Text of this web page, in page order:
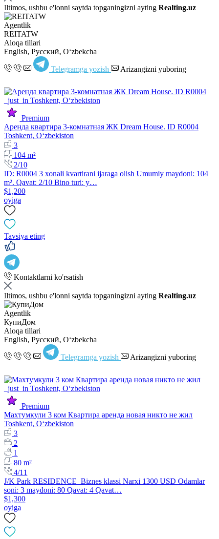
Iltimos, ushbu e'lonni saytda topganingizni ayting Realting.uz
Agentlik
REITATW
Aloqa tillari
English, Русский, Oʻzbekcha
Telegramga yozish Arizangizni yuboring
Premium
Аренда квартира 3-комнатная ЖК Dream House. ID R0004
Toshkent, Oʻzbekiston
3
104 m²
2/10
ID: R0004 3 xonali kvartirani ijaraga olish Umumiy maydoni: 104
m². Qavat: 2/10 Bino turi: y…
$1,200
oyiga
Tavsiya eting
Kontaktlarni ko'rsatish
Iltimos, ushbu e'lonni saytda topganingizni ayting Realting.uz
Agentlik
КупиДом
Aloqa tillari
English, Русский, Oʻzbekcha
Telegramga yozish Arizangizni yuboring
Premium
Махтумкули 3 ком Квартира аренда новая никто не жил
Toshkent, Oʻzbekiston
3
2
1
80 m²
4/11
J/K Park RESIDENCE Biznes klassi Narxi 1300 USD Odamlar
soni: 3 maydoni: 80 Qavat: 4 Qavat…
$1,300
oyiga